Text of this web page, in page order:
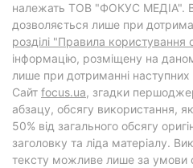
належать ТОВ "ФОКУС МЕДІА".
дозволяється лише при
розділі "Правила користування
інформацію, розміщену на
лише при дотриманні
Cайт focus.ua, згадки
абзацу, обсягу використання,
50% від загального обсягу
заголовку та ліда матеріалу.
тексту можливе лише за умови